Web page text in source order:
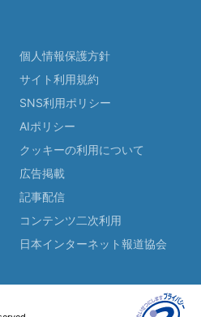
個人情報保護方針
サイト利用規約
SNS利用ポリシー
AIポリシー
クッキーの利用について
広告掲載
記事配信
コンテンツ二次利用
日本インターネット報道協会